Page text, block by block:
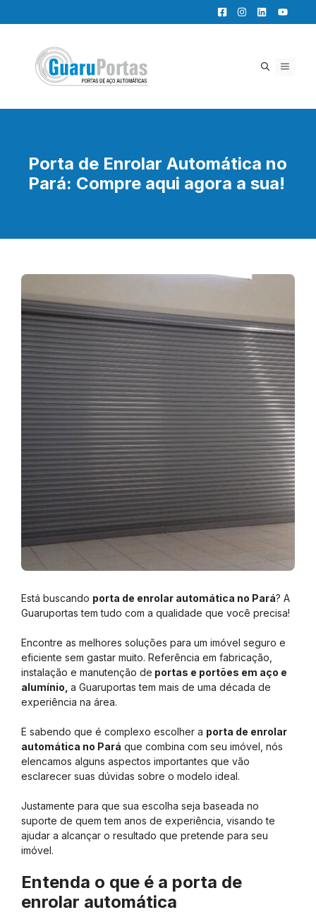
para
conteúdo
MENU
Porta de Enrolar Automática no
Pará: Compre aqui agora a sua!
Está buscando porta de enrolar automática no Pará? A
Guaruportas tem tudo com a qualidade que você precisa!
Encontre as melhores soluções para um imóvel seguro e
eficiente sem gastar muito. Referência em fabricação,
instalação e manutenção de portas e portões em aço e
alumínio, a Guaruportas tem mais de uma década de
experiência na área.
E sabendo que é complexo escolher a porta de enrolar
automática no Pará que combina com seu imóvel, nós
elencamos alguns aspectos importantes que vão
esclarecer suas dúvidas sobre o modelo ideal.
Justamente para que sua escolha seja baseada no
suporte de quem tem anos de experiência, visando te
ajudar a alcançar o resultado que pretende para seu
imóvel.
Entenda o que é a porta de
enrolar automática